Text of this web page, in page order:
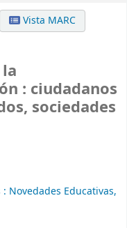
Vista MARC
: ciudadanos
sociedades
: Novedades Educativas,